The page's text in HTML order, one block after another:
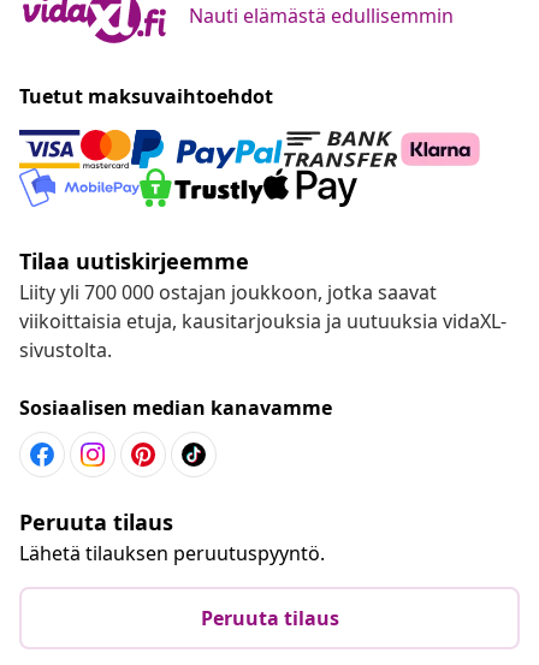
Nauti elämästä edullisemmin
Tuetut maksuvaihtoehdot
Tilaa uutiskirjeemme
Liity yli 700 000 ostajan joukkoon, jotka saavat
viikoittaisia etuja, kausitarjouksia ja uutuuksia vidaXL-
sivustolta.
Sosiaalisen median kanavamme
Peruuta tilaus
Lähetä tilauksen peruutuspyyntö.
Peruuta tilaus